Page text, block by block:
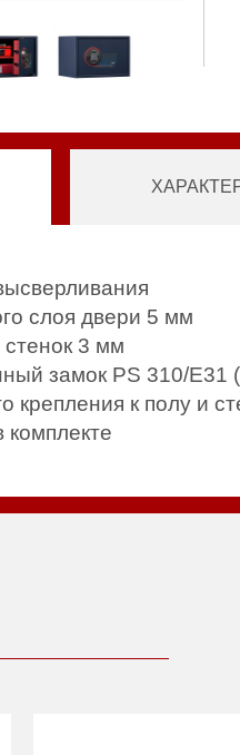
слоя двери 5 мм
3 мм
замок PS 310/Е31
крепления к полу и